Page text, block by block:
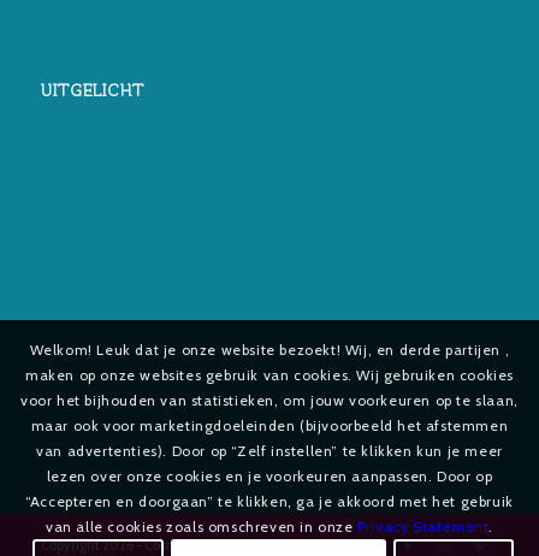
UITGELICHT
Copyright2026 - Cosmetica-shop.com
Welkom! Leuk dat je onze website bezoekt! Wij, en derde partijen ,
maken op onze websites gebruik van cookies. Wij gebruiken cookies
voor het bijhouden van statistieken, om jouw voorkeuren op te slaan,
maar ook voor marketingdoeleinden (bijvoorbeeld het afstemmen
van advertenties). Door op “Zelf instellen” te klikken kun je meer
lezen over onze cookies en je voorkeuren aanpassen. Door op
“Accepteren en doorgaan” te klikken, ga je akkoord met het gebruik
van alle cookies zoals omschreven in onzePrivacy Statement.